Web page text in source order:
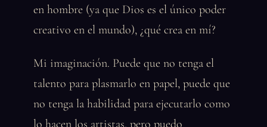
en hombre (ya que Dios es el único poder
creativo en el mundo), ¿qué crea en mí?
Mi imaginación. Puede que no tenga el
talento para plasmarlo en papel, puede que
no tenga la habilidad para ejecutarlo como
lo hacen los artistas, pero puedo